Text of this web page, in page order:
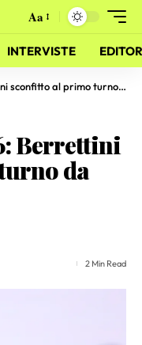
Aa
INTERVISTE
al primo turno da Nava
Berrettini
da
2 Min Read